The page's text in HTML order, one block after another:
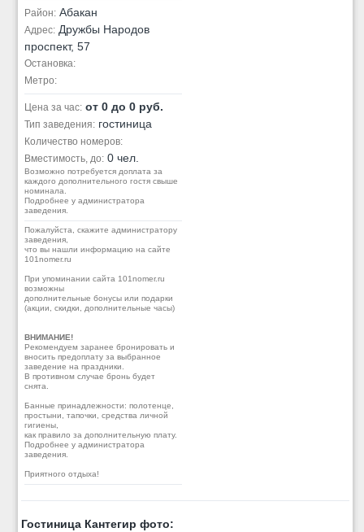
Район: Абакан
Адрес: Дружбы Народов
проспект, 57
Остановка:
Метро:
Цена за час: от 0 до 0 руб.
Тип заведения: гостиница
Количество номеров:
Вместимость, до: 0 чел.
Возможно потребуется доплата за
каждого дополнительного гостя свыше
номинала.
Подробнее у администратора
заведения.
Пожалуйста, скажите администратору
заведения,
что вы нашли информацию на сайте
101nomer.ru
При упоминании сайта 101nomer.ru
возможны
дополнительные бонусы или подарки
(акции, скидки, дополнительные часы)
ВНИМАНИЕ!
Рекомендуем заранее бронировать и
вносить предоплату за выбранное
заведение на праздники.
В противном случае бронь будет
снята.
Банные принадлежности: полотенце,
простыни, тапочки, средства личной
гигиены,
как правило за дополнительную плату.
Подробнее у администратора
заведения.
Приятного отдыха!
Гостиница Кантегир фото: